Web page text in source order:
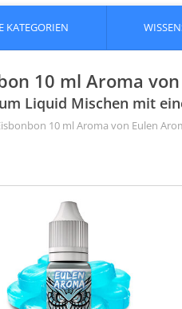
KATEGORIEN
10 ml Aroma
Liquid Mischen mit
10 ml Aroma von Eulen